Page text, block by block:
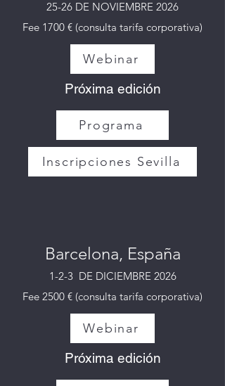
25-26 DE NOVIEMBRE 2026
Fee 1700 € (consulta tarifa corporativa)
Webinar
Próxima edición
Programa
Inscripciones Sevilla
Barcelona, España
1-2-3 DE DICIEMBRE 2026
Fee 2500 € (consulta tarifa corporativa)
Webinar
Próxima edición